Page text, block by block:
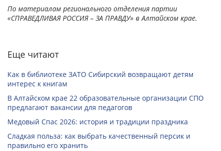
По материалам регионального отделения партии
«СПРАВЕДЛИВАЯ РОССИЯ – ЗА ПРАВДУ» в Алтайском крае.
Еще читают
Как в библиотеке ЗАТО Сибирский возвращают детям
интерес к книгам
В Алтайском крае 22 образовательные организации СПО
предлагают вакансии для педагогов
Медовый Спас 2026: история и традиции праздника
Сладкая польза: как выбрать качественный персик и
правильно его хранить